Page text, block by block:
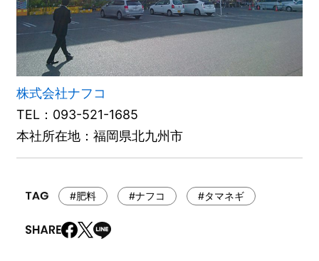
株式会社ナフコ
TEL：093-521-1685
本社所在地：福岡県北九州市
#肥料 #ナフコ #タマネギ